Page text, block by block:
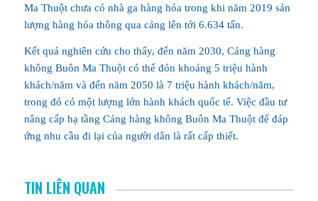
Ma Thuột chưa có nhà ga hàng hóa trong khi năm 2019 sản
lượng hàng hóa thông qua cảng lên tới 6.634 tấn.
Kết quả nghiên cứu cho thấy, đến năm 2030, Cảng hàng
không Buôn Ma Thuột có thể đón khoảng 5 triệu hành
khách/năm và đến năm 2050 là 7 triệu hành khách/năm,
trong đó có một lượng lớn hành khách quốc tế. Việc đầu tư
nâng cấp hạ tầng Cảng hàng không Buôn Ma Thuột để đáp
ứng nhu cầu đi lại của người dân là rất cấp thiết.
TIN LIÊN QUAN